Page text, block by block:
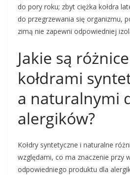
do pory roku; zbyt ciężka kołdra
do przegrzewania się organizmu,
zimą nie zapewni odpowiedniej
Jakie są
kołdrami
a naturalnymi
alergików?
Kołdry syntetyczne i naturalne
względami, co ma znaczenie przy
odpowiedniego produktu dla